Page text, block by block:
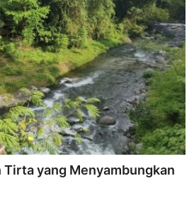
Tirta yang Menyambungkan